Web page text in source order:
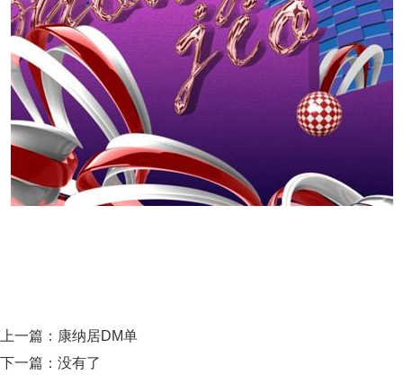
上一篇： 康纳居DM单
下一篇：没有了